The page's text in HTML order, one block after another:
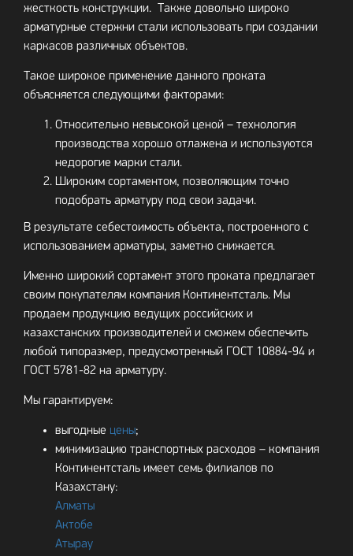
жесткость конструкции. Также довольно широко
арматурные стержни стали использовать при создании
каркасов различных объектов.
Такое широкое применение данного проката
объясняется следующими факторами:
Относительно невысокой ценой – технология
производства хорошо отлажена и используются
недорогие марки стали.
Широким сортаментом, позволяющим точно
подобрать арматуру под свои задачи.
В результате себестоимость объекта, построенного с
использованием арматуры, заметно снижается.
Именно широкий сортамент этого проката предлагает
своим покупателям компания Континентсталь. Мы
продаем продукцию ведущих российских и
казахстанских производителей и сможем обеспечить
любой типоразмер, предусмотренный ГОСТ 10884-94 и
ГОСТ 5781-82 на арматуру.
Мы гарантируем:
выгодные цены;
минимизацию транспортных расходов – компания
Континентсталь имеет семь филиалов по
Казахстану:
Алматы
Актобе
Атырау